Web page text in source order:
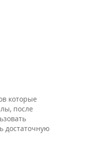
которые
после
достаточную